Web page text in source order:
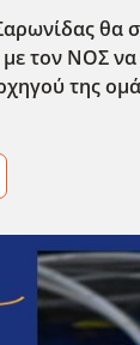
θα
τον ΝΟΣ να
της